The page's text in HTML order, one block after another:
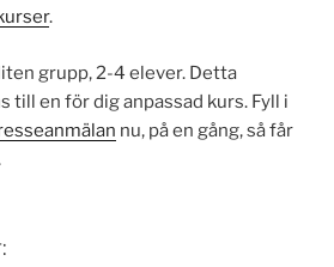
.
grupp, 2-4 elever. Detta
till en för dig anpassad kurs. Fyll i
nu, på en gång, så får